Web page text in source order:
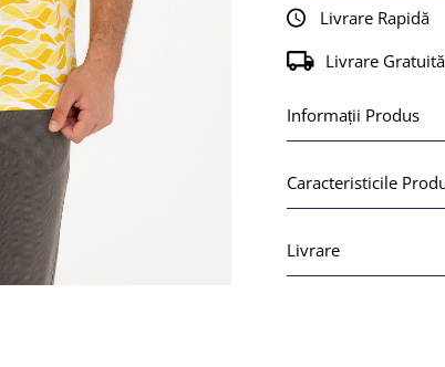
Livrare Rapidă
Livrare
Informații Produs
Caracteristicile
Livrare